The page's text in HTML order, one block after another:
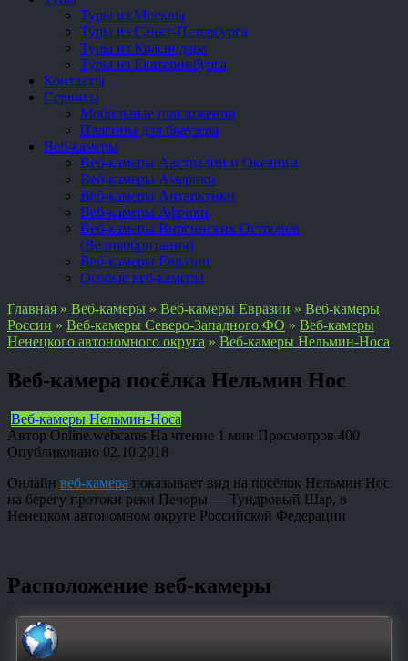
Туры из Москвы
Туры из Санкт-Петербурга
Туры из Краснодара
Туры из Екатеринбурга
Контакты
Сервисы
Мобильные приложения
Плагины для браузера
Веб-камеры
Веб-камеры Австралии и Океании
Веб-камеры Америки
Веб-камеры Антарктики
Веб-камеры Африки
Веб-камеры Виргинских Островов
(Великобритания)
Веб-камеры Евразии
Особые веб-камеры
Главная » Веб-камеры » Веб-камеры Евразии » Веб-камеры
России » Веб-камеры Северо-Западного ФО » Веб-камеры
Ненецкого автономного округа » Веб-камеры Нельмин-Носа
Веб-камера посёлка Нельмин Нос
Веб-камеры Нельмин-Носа
Автор Online.webcams На чтение 1 мин Просмотров 400
Опубликовано 02.10.2018
Онлайн веб-камера показывает вид на посёлок Нельмин Нос
на берегу протоки реки Печоры — Тундровый Шар, в
Ненецком автономном округе Российской Федерации
Расположение веб-камеры